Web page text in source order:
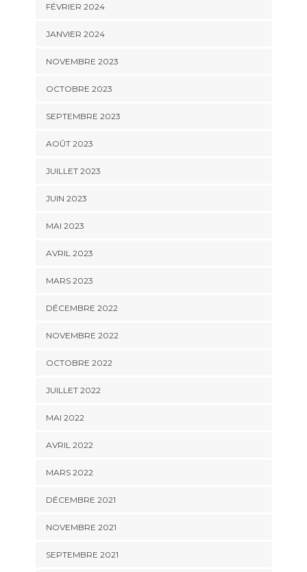
FÉVRIER 2024
JANVIER 2024
NOVEMBRE 2023
OCTOBRE 2023
SEPTEMBRE 2023
AOÛT 2023
JUILLET 2023
JUIN 2023
MAI 2023
AVRIL 2023
MARS 2023
DÉCEMBRE 2022
NOVEMBRE 2022
OCTOBRE 2022
JUILLET 2022
MAI 2022
AVRIL 2022
MARS 2022
DÉCEMBRE 2021
NOVEMBRE 2021
SEPTEMBRE 2021